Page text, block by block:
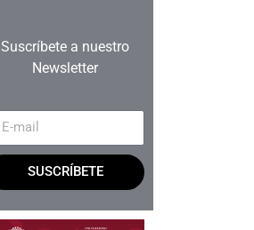
Suscríbete a nuestro
Newsletter
SUSCRÍBETE